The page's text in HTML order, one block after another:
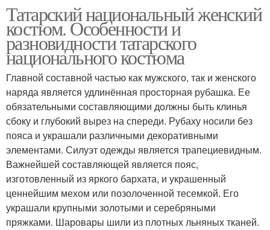
Татарский национальный женский
костюм. Особенности и
разновидности татарского
национального костюма
Главной составной частью как мужского, так и женского
наряда является удлинённая просторная рубашка. Ее
обязательными составляющими должны быть клинья
сбоку и глубокий вырез на спереди. Рубаху носили без
пояса и украшали различными декоративными
элементами. Силуэт одежды является трапециевидным.
Важнейшей составляющей является пояс,
изготовленный из яркого бархата, и украшенный
ценнейшим мехом или позолоченной тесемкой. Его
украшали крупными золотыми и серебряными
пряжками. Шаровары шили из плотных льняных тканей.